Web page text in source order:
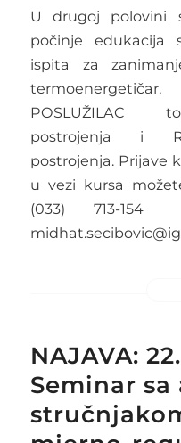
U drugoj polovini
počinje edukacija
ispita za
POSLUŽILAC
postrojenja i
postrojenja. Prijave
u vezi kursa
(033) 713-
NAJAVA:
Seminar